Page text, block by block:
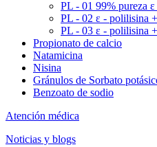
PL - 01 99% pureza
PL - 02 ε - polilisina
PL - 03 ε - polilisina
Propionato de calcio
Natamicina
Nisina
Gránulos de Sorbato
Benzoato de sodio
Atención médica
Noticias y blogs